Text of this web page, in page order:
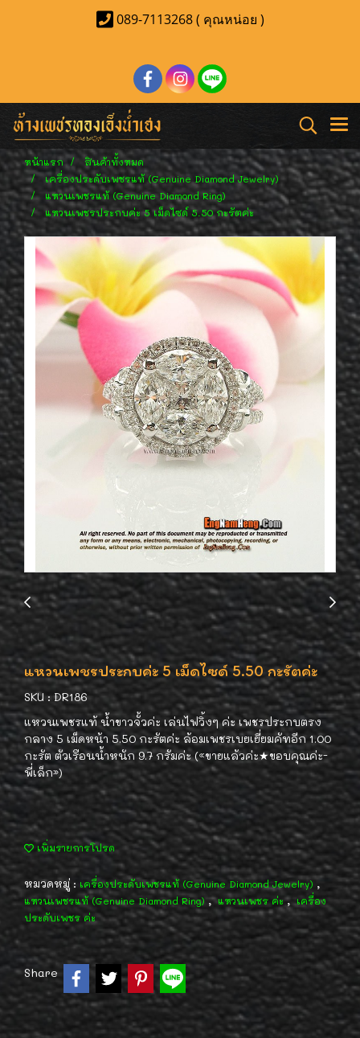
089-7113268 ( คุณหน่อย )
หน้าแรก
สินค้าทั้งหมด
เครื่องประดับเพชรแท้ (Genuine Diamond Jewelry)
แหวนเพชรแท้ (Genuine Diamond Ring)
แหวนเพชรประกบค่ะ 5 เม็ดไซด์ 5.50 กะรัตค่ะ
แหวนเพชรประกบค่ะ 5 เม็ดไซด์ 5.50 กะรัตค่ะ
SKU : DR186
แหวนเพชรแท้ น้ำขาวจั้วค่ะ เล่นไฟวิ้งๆ ค่ะ เพชรประกบตรง
กลาง 5 เม็ดหน้า 5.50 กะรัตค่ะ ล้อมเพชรเบยเยี่ยมคัทอีก 1.00
กะรัต ตัวเรือนน้ำหนัก 9.7 กรัมค่ะ («ขายแล้วค่ะ★ขอบคุณค่ะ-
พี่เล็ก»)
เพิ่มรายการโปรด
หมวดหมู่ : เครื่องประดับเพชรแท้ (Genuine Diamond Jewelry) ,
แหวนเพชรแท้ (Genuine Diamond Ring) , แหวนเพชร ค่ะ, เครื่อง
ประดับเพชร ค่ะ
Share